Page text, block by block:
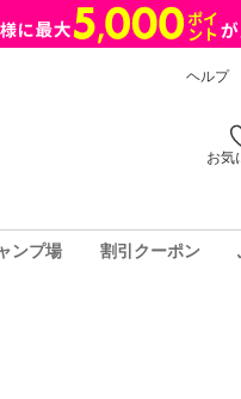
ヘルプ
お気
ンプ場 割引クーポン